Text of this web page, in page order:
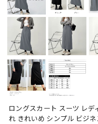
ロングスカート スーツ レデ
れ きれいめ シンプル ビジ